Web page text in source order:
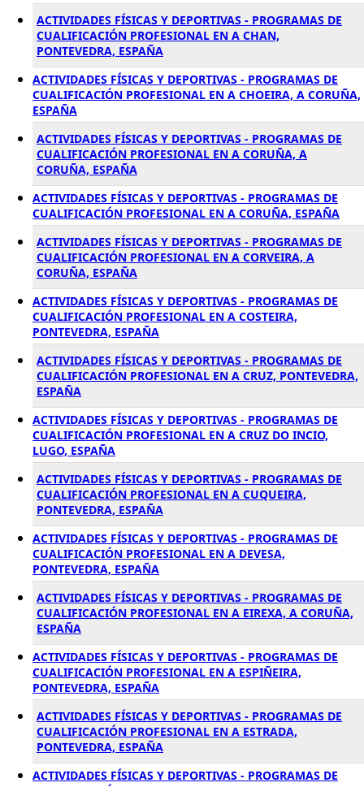
ACTIVIDADES FÍSICAS Y DEPORTIVAS - PROGRAMAS DE
CUALIFICACIÓN PROFESIONAL EN A CHAN,
PONTEVEDRA, ESPAÑA
ACTIVIDADES FÍSICAS Y DEPORTIVAS - PROGRAMAS DE
CUALIFICACIÓN PROFESIONAL EN A CHOEIRA, A CORUÑA,
ESPAÑA
ACTIVIDADES FÍSICAS Y DEPORTIVAS - PROGRAMAS DE
CUALIFICACIÓN PROFESIONAL EN A CORUÑA, A
CORUÑA, ESPAÑA
ACTIVIDADES FÍSICAS Y DEPORTIVAS - PROGRAMAS DE
CUALIFICACIÓN PROFESIONAL EN A CORUÑA, ESPAÑA
ACTIVIDADES FÍSICAS Y DEPORTIVAS - PROGRAMAS DE
CUALIFICACIÓN PROFESIONAL EN A CORVEIRA, A
CORUÑA, ESPAÑA
ACTIVIDADES FÍSICAS Y DEPORTIVAS - PROGRAMAS DE
CUALIFICACIÓN PROFESIONAL EN A COSTEIRA,
PONTEVEDRA, ESPAÑA
ACTIVIDADES FÍSICAS Y DEPORTIVAS - PROGRAMAS DE
CUALIFICACIÓN PROFESIONAL EN A CRUZ, PONTEVEDRA,
ESPAÑA
ACTIVIDADES FÍSICAS Y DEPORTIVAS - PROGRAMAS DE
CUALIFICACIÓN PROFESIONAL EN A CRUZ DO INCIO,
LUGO, ESPAÑA
ACTIVIDADES FÍSICAS Y DEPORTIVAS - PROGRAMAS DE
CUALIFICACIÓN PROFESIONAL EN A CUQUEIRA,
PONTEVEDRA, ESPAÑA
ACTIVIDADES FÍSICAS Y DEPORTIVAS - PROGRAMAS DE
CUALIFICACIÓN PROFESIONAL EN A DEVESA,
PONTEVEDRA, ESPAÑA
ACTIVIDADES FÍSICAS Y DEPORTIVAS - PROGRAMAS DE
CUALIFICACIÓN PROFESIONAL EN A EIREXA, A CORUÑA,
ESPAÑA
ACTIVIDADES FÍSICAS Y DEPORTIVAS - PROGRAMAS DE
CUALIFICACIÓN PROFESIONAL EN A ESPIÑEIRA,
PONTEVEDRA, ESPAÑA
ACTIVIDADES FÍSICAS Y DEPORTIVAS - PROGRAMAS DE
CUALIFICACIÓN PROFESIONAL EN A ESTRADA,
PONTEVEDRA, ESPAÑA
ACTIVIDADES FÍSICAS Y DEPORTIVAS - PROGRAMAS DE